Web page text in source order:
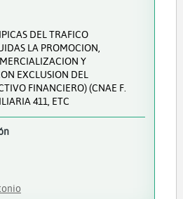
DEL TRAFICO
LA PROMOCION,
Y
EXCLUSION DEL
FINANCIERO) (CNAE F.
411, ETC